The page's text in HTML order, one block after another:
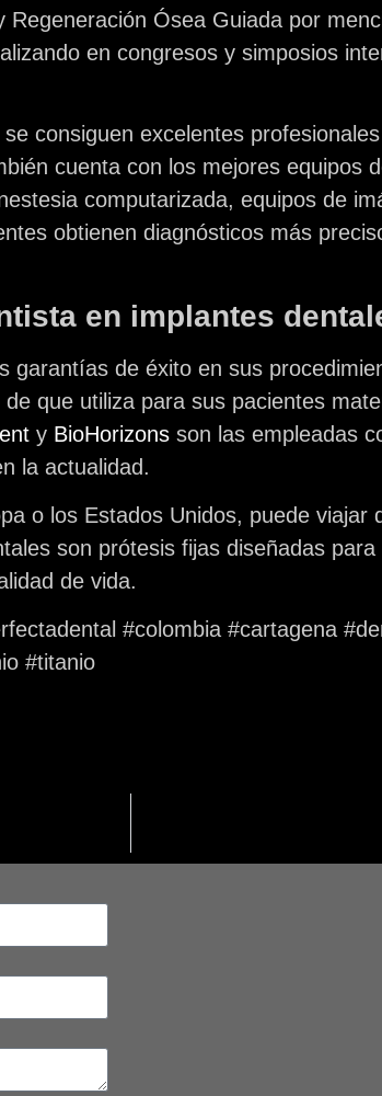
Ósea Guiada por
en congresos y simposios
se consiguen excelentes
cuenta con los mejores equipos
computarizada, equipos de
obtienen diagnósticos más
en implantes
garantías de éxito en sus
que utiliza para sus pacientes
y BioHorizons son las empleadas
la actualidad.
o los Estados Unidos, puede viajar
son prótesis fijas diseñadas
de vida.
#colombia #cartagena
#titanio